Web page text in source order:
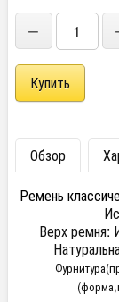
−
Обзор
Ремень
Верх ремня: